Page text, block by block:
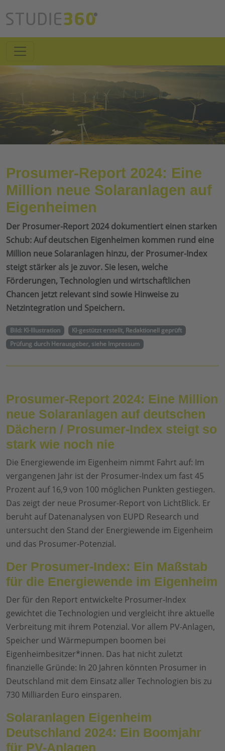
Prosumer-Report 2024: Eine
Million neue Solaranlagen auf
Eigenheimen
Der Prosumer-Report 2024 dokumentiert einen starken
Schub: Auf deutschen Eigenheimen kommen rund eine
Million neue Solaranlagen hinzu, der Prosumer-Index
steigt stärker als je zuvor. Sie lesen, welche
Förderungen, Technologien und wirtschaftlichen
Chancen jetzt relevant sind sowie Hinweise zu
Netzintegration und Speichern.
Bild: KI-Illustration
KI-gestützt erstellt, Redaktionell geprüft
Prüfung durch Herausgeber, siehe Impressum
Prosumer-Report 2024: Eine Million
neue Solaranlagen auf deutschen
Dächern / Prosumer-Index steigt so
stark wie noch nie
Die Energiewende im Eigenheim nimmt Fahrt auf: Im
vergangenen Jahr ist der Prosumer-Index um fast 45
Prozent auf 16,9 von 100 möglichen Punkten gestiegen.
Das zeigt der neue Prosumer-Report von LichtBlick. Er
beruht auf Datenanalysen von EUPD Research und
untersucht den Stand der Energiewende im Eigenheim
und das Prosumer-Potenzial.
Der Prosumer-Index: Ein Maßstab
für die Energiewende im Eigenheim
Der für den Report entwickelte Prosumer-Index
gewichtet die Technologien und vergleicht ihre aktuelle
Verbreitung mit ihrem Potenzial. Vor allem PV-Anlagen,
Speicher und Wärmepumpen boomen bei
Eigenheimbesitzer*innen. Das hat nicht zuletzt
finanzielle Gründe: In 20 Jahren könnten Prosumer in
Deutschland mit dem Einsatz aller Technologien bis zu
730 Milliarden Euro einsparen.
Solaranlagen Eigenheim
Deutschland 2024: Ein Boomjahr
für PV-Anlagen